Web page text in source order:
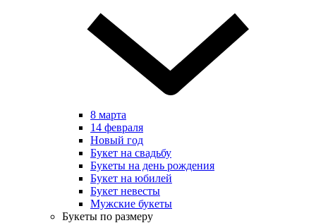
8 марта
14 февраля
Новый год
Букет на свадьбу
Букеты на день рождения
Букет на юбилей
Букет невесты
Мужские букеты
Букеты по размеру